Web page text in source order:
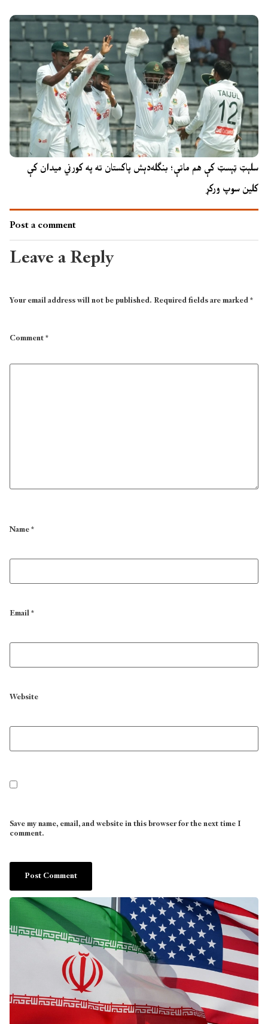
سلېټ ټېسټ کې هم ماتې؛ بنګله‌دېش پاکستان ته په کورني میدان کې
کلین سوپ ورکړ
Post a comment
Leave a Reply
Your email address will not be published.Required fields are marked*
Comment*
Name*
Email*
Website
Save my name, email, and website in this browser for the next time I
comment.